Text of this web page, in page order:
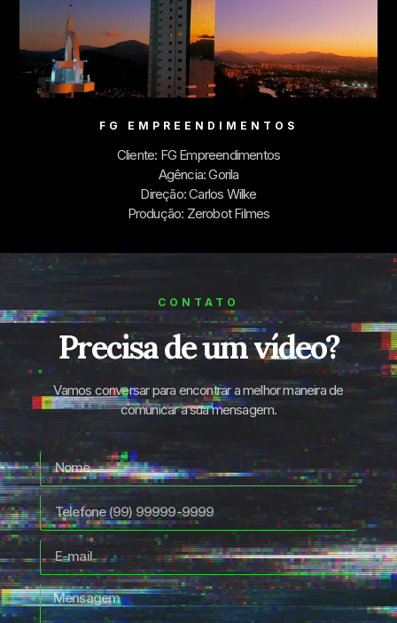
FG EMPREENDIMENTOS
Cliente: FG Empreendimentos
Agência: Gorila
Direção: Carlos Wilke
Produção: Zerobot Filmes
CONTATO
Precisa de um vídeo?
Vamos conversar para encontrar a melhor maneira de
comunicar a sua mensagem.